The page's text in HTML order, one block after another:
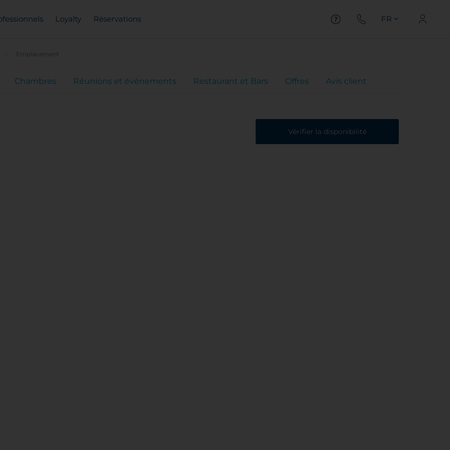
Loyalty Réservations FR
Emplacement
Chambres Réunions et événements Restaurant et Bars Offres Avis client
Vérifier la disponibilité